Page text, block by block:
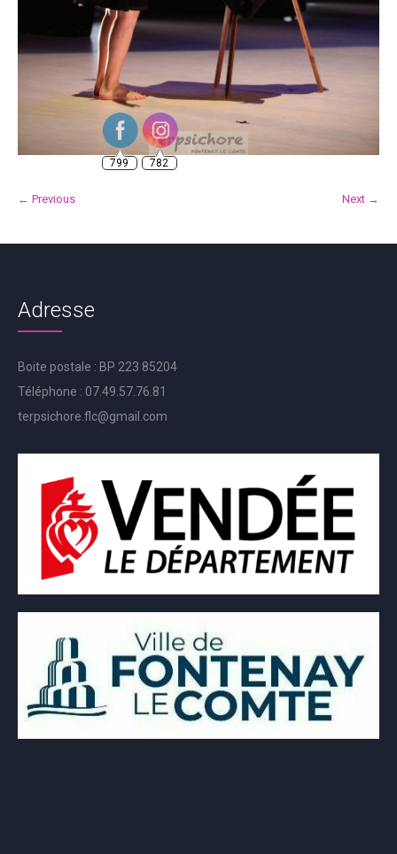
← Previous Next →
Adresse
Boite postale : BP 223 85204
Téléphone : 07.49.57.76.81
terpsichore.flc@gmail.com
799 782